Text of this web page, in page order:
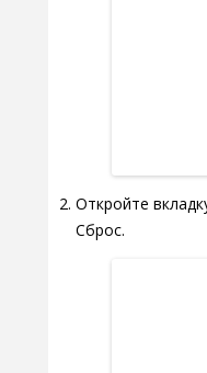
Откройте
Сброс.